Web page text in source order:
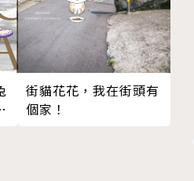
街貓花花，我在街頭有
個家！